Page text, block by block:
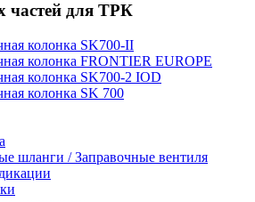
частей для ТРК
колонка SK700-II
колонка FRONTIER EUROPE
колонка SK700-2 IOD
колонка SK 700
шланги / Заправочные вентиля